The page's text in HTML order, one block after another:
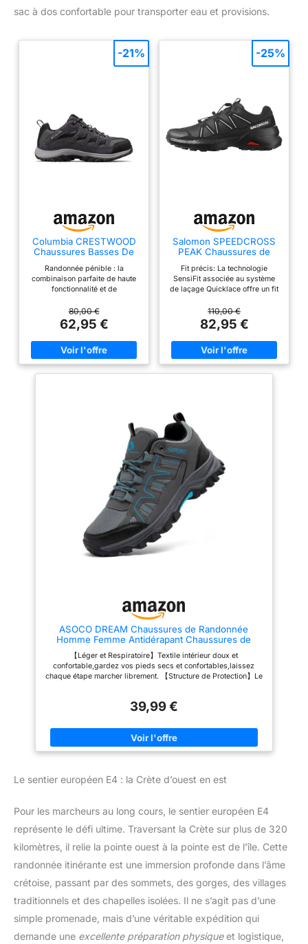
sac à dos confortable pour transporter eau et provisions.
Columbia CRESTWOOD
Chaussures Basses De
Homme, Noir (Shark x
Columbia Grey), 44 EU
Randonnée pénible : la
combinaison parfaite de haute
fonctionnalité et de
polyvalent vous offrira des
années de service confortable
80,00 €
62,95 €
-21%
Salomon SPEEDCROSS
PEAK Chaussures de
Fit précis: La technologie
SensiFit associée au système
de laçage Quicklace offre un fit
en un instant. Protection tout-
terrain : Le pare-pierres et la
protection talon résistent aux
terrains les plus accidentés.
Adhérence active: Avec son
profil de crampons agressifs, le
quelles que soient la distance
110,00 €
82,95 €
-25%
ASOCO DREAM Chaussures de Randonnée
Homme Femme Antidérapant Chaussures de
Trekking Respirant Chaussure de Marche,Gris,42
EU
【Léger et Respiratoire】Textile intérieur doux et
confortable,gardez vos pieds secs et confortables,laissez
chaque étape marcher librement. 【Structure de Protection】Le
blessures aux orteils si vous frappez accidentellement une
Glissements】La semelle est en caoutchouc léger,qui a une
poignée forte.Le motif unique sur la semelle a une grande
distance pour éviter les embouteillages. 【Occasion
voyages, l'escalade, le jogging, les sports de plein air, les
produit, veuillez nous contacter pour la première fois.Nous
39,99 €
Le sentier européen E4 : la Crète d’ouest en est
Pour les marcheurs au long cours, le sentier européen E4
représente le défi ultime. Traversant la Crète sur plus de 320
kilomètres, il relie la pointe ouest à la pointe est de l’île. Cette
randonnée itinérante est une immersion profonde dans l’âme
crétoise, passant par des sommets, des gorges, des villages
traditionnels et des chapelles isolées. Il ne s’agit pas d’une
simple promenade, mais d’une véritable expédition qui
demande une excellente préparation physiqueet logistique,